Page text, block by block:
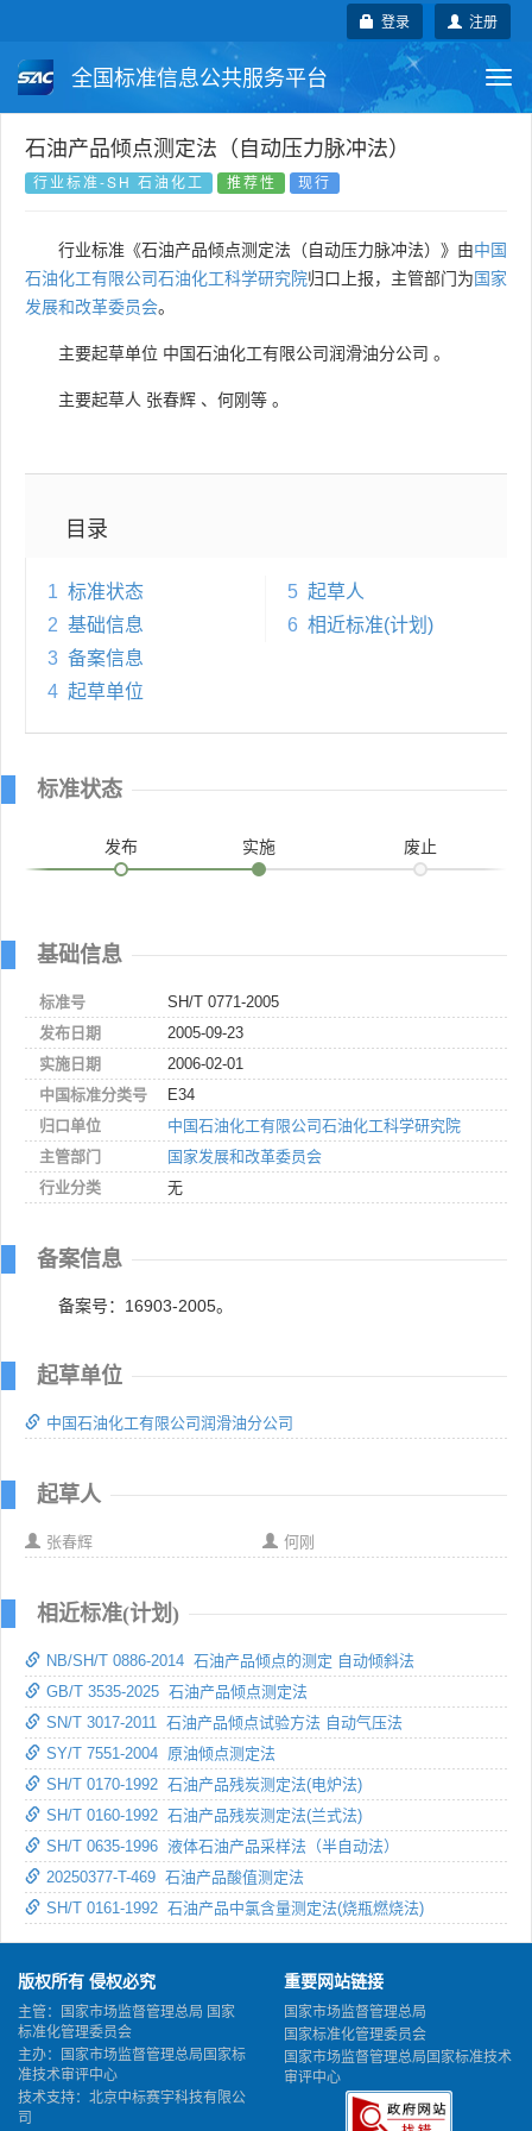
注册
登录
全国标准信息公共服务平台
国家标准 行业标准 地方标准
国外标准 技术委员会
石油产品倾点测定法（自动压力脉冲法）
行业标准-SH 石油化工 推荐性 现行
行业标准《石油产品倾点测定法（自动压力脉冲法）》由中国
石油化工有限公司石油化工科学研究院归口上报，主管部门为国家
发展和改革委员会。
主要起草单位 中国石油化工有限公司润滑油分公司 。
主要起草人 张春辉 、 何刚等 。
目录
1 标准状态
2 基础信息
3 备案信息
4 起草单位
5 起草人
6 相近标准(计划)
标准状态
发布 实施 废止
基础信息
标准号
SH/T 0771-2005
发布日期
2005-09-23
实施日期
2006-02-01
中国标准分类号
E34
归口单位
中国石油化工有限公司石油化工科学研究院
主管部门
国家发展和改革委员会
行业分类
无
备案信息
备案号：16903-2005。
起草单位
中国石油化工有限公司润滑油分公司
起草人
张春辉 何刚
相近标准(计划)
NB/SH/T 0886-2014 石油产品倾点的测定 自动倾斜法
GB/T 3535-2025 石油产品倾点测定法
SN/T 3017-2011 石油产品倾点试验方法 自动气压法
SY/T 7551-2004 原油倾点测定法
SH/T 0170-1992 石油产品残炭测定法(电炉法)
SH/T 0160-1992 石油产品残炭测定法(兰式法)
SH/T 0635-1996 液体石油产品采样法（半自动法）
20250377-T-469 石油产品酸值测定法
SH/T 0161-1992 石油产品中氯含量测定法(烧瓶燃烧法)
版权所有 侵权必究
主管：国家市场监督管理总局 国家
标准化管理委员会
主办：国家市场监督管理总局国家标
准技术审评中心
技术支持：北京中标赛宇科技有限公
司
重要网站链接
国家市场监督管理总局
国家标准化管理委员会
国家市场监督管理总局国家标准技术
审评中心